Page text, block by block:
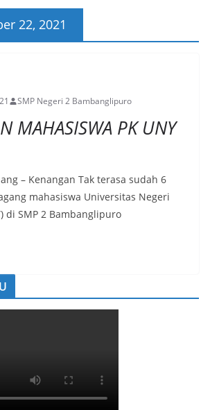
22, 2021
SMP Negeri 2 Bambanglipuro
MAHASISWA PK UNY
– Kenangan Tak terasa sudah 6
mahasiswa Universitas Negeri
di SMP 2 Bambanglipuro